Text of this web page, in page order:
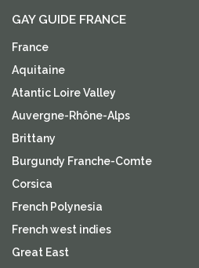
GAY GUIDE FRANCE
France
Aquitaine
Atantic Loire Valley
Auvergne-Rhône-Alps
Brittany
Burgundy Franche-Comte
Corsica
French Polynesia
French west indies
Great East